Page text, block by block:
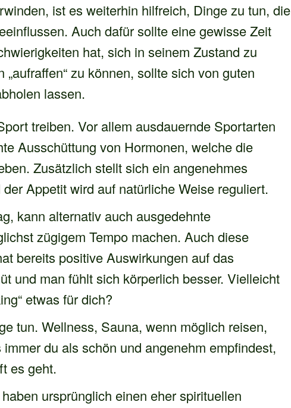
ist es weiterhin hilfreich, Dinge zu tun, die
Auch dafür sollte eine gewisse Zeit
hat, sich in seinem Zustand zu
zu können, sollte sich von guten
lassen.
treiben. Vor allem ausdauernde Sportarten
Ausschüttung von Hormonen, welche die
Zusätzlich stellt sich ein angenehmes
Appetit wird auf natürliche Weise reguliert.
kann alternativ auch ausgedehnte
zügigem Tempo machen. Auch diese
bereits positive Auswirkungen auf das
und man fühlt sich körperlich besser. Vielleicht
etwas für dich?
tun. Wellness, Sauna, wenn möglich reisen,
du als schön und angenehm empfindest,
es geht.
ursprünglich einen eher spirituellen